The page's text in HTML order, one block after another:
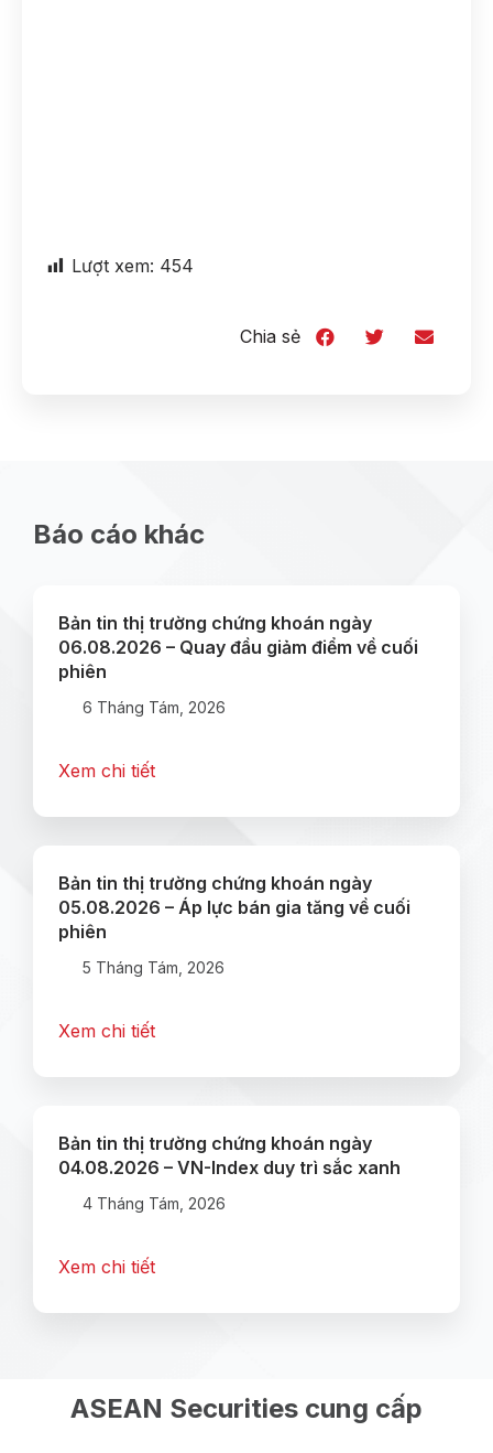
Lượt xem: 454
Chia sẻ
Báo cáo khác
Bản tin thị trường chứng khoán ngày
06.08.2026 – Quay đầu giảm điểm về cuối
phiên
6 Tháng Tám, 2026
Xem chi tiết
Bản tin thị trường chứng khoán ngày
05.08.2026 – Áp lực bán gia tăng về cuối
phiên
5 Tháng Tám, 2026
Xem chi tiết
Bản tin thị trường chứng khoán ngày
04.08.2026 – VN-Index duy trì sắc xanh
4 Tháng Tám, 2026
Xem chi tiết
ASEAN Securities cung cấp